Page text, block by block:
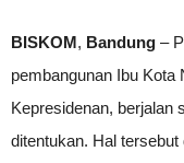
BISKOM, Bandung –
pembangunan Ibu
Kepresidenan, berjalan
ditentukan. Hal